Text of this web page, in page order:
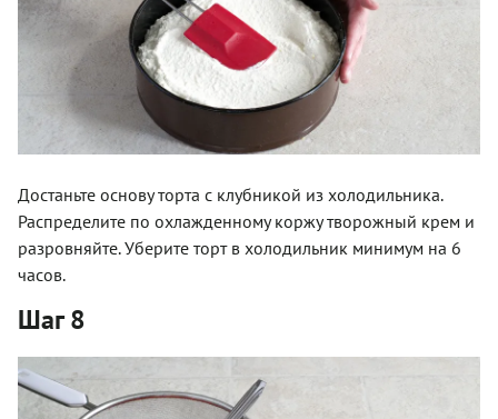
Достаньте основу торта с клубникой из холодильника.
Распределите по охлажденному коржу творожный крем и
разровняйте. Уберите торт в холодильник минимум на 6
часов.
Шаг 8